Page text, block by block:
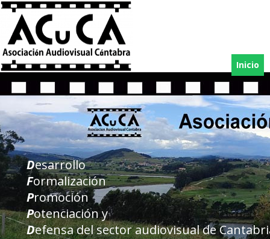
Inicio
Desarrollo
Formalización
Promoción
Potenciación y
Defensa del sector audiovisual de